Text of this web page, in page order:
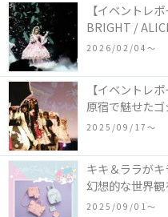
【イベントレ
BRIGHT /
COLLECTION
2026/02/04〜
【イベントレ
原宿で魅せた
2025/09/17〜
キキ＆ララがキ
幻想的な世界
ツインスター
2025/09/01〜